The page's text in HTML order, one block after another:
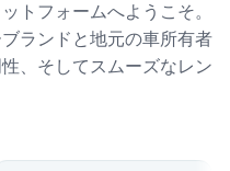
トフォームへようこそ。
ランドと地元の車所有者
、そしてスムーズなレン
都市